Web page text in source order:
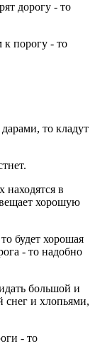
дорогу - то
к порогу - то
то кладут
находятся в
хорошую
будет хорошая
- то надобно
большой и
снег и хлопьями,
- то